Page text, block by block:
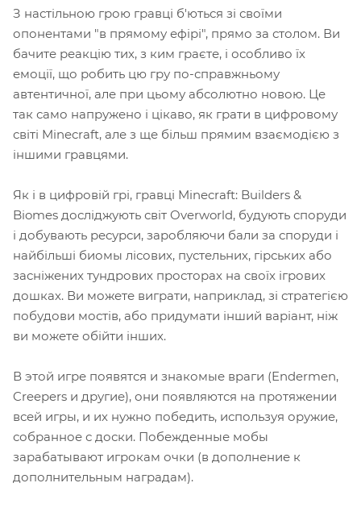
З настільною грою гравці б'ються зі своїми
опонентами "в прямому ефірі", прямо за столом. Ви
бачите реакцію тих, з ким граєте, і особливо їх
емоції, що робить цю гру по-справжньому
автентичної, але при цьому абсолютно новою. Це
так само напружено і цікаво, як грати в цифровому
світі Minecraft, але з ще більш прямим взаємодією з
іншими гравцями.
Як і в цифровій грі, гравці Minecraft: Builders &
Biomes досліджують світ Overworld, будують споруди
і добувають ресурси, заробляючи бали за споруди і
найбільші биомы лісових, пустельних, гірських або
засніжених тундрових просторах на своїх ігрових
дошках. Ви можете виграти, наприклад, зі стратегією
побудови мостів, або придумати інший варіант, ніж
ви можете обійти інших.
В этой игре появятся и знакомые враги (Endermen,
Creepers и другие), они появляются на протяжении
всей игры, и их нужно победить, используя оружие,
собранное с доски. Побежденные мобы
зарабатывают игрокам очки (в дополнение к
дополнительным наградам).